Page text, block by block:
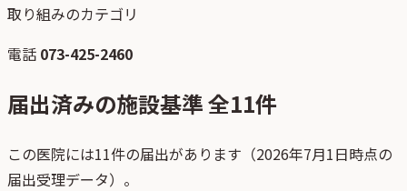
取り組みのカテゴリ
電話 073-425-2460
届出済みの施設基準 全11件
この医院には11件の届出があります（2026年7月1日時点の
届出受理データ）。